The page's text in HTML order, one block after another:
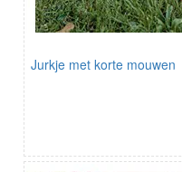
Jurkje met korte mouwen